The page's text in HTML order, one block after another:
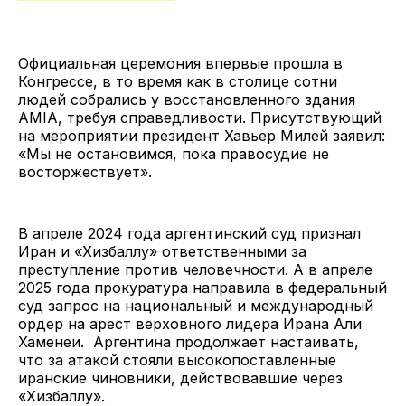
Официальная церемония впервые прошла в
Конгрессе, в то время как в столице сотни
людей собрались у восстановленного здания
AMIA, требуя справедливости. Присутствующий
на мероприятии президент Хавьер Милей заявил:
«Мы не остановимся, пока правосудие не
восторжествует».
В апреле 2024 года аргентинский суд признал
Иран и «Хизбаллу» ответственными за
преступление против человечности. А в апреле
2025 года прокуратура направила в федеральный
суд запрос на национальный и международный
ордер на арест верховного лидера Ирана Али
Хаменеи. Аргентина продолжает настаивать,
что за атакой стояли высокопоставленные
иранские чиновники, действовавшие через
«Хизбаллу».